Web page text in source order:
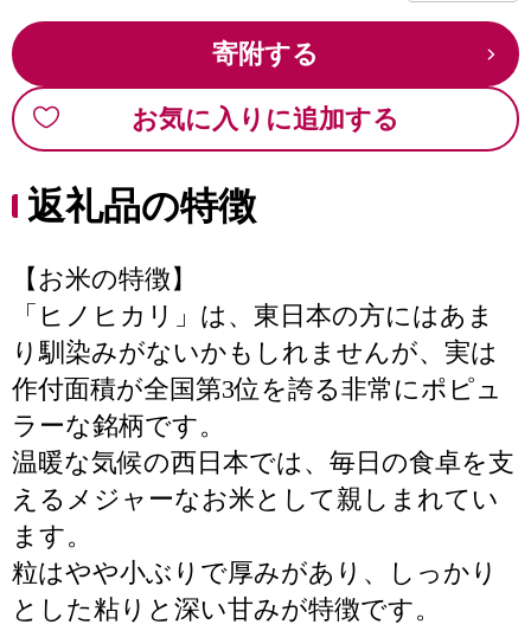
寄附する
お気に入りに追加する
返礼品の特徴
【お米の特徴】
「ヒノヒカリ」は、東日本の方にはあま
り馴染みがないかもしれませんが、実は
作付面積が全国第3位を誇る非常にポピュ
ラーな銘柄です。
温暖な気候の西日本では、毎日の食卓を支
えるメジャーなお米として親しまれてい
ます。
粒はやや小ぶりで厚みがあり、しっかり
とした粘りと深い甘みが特徴です。